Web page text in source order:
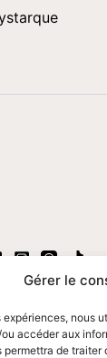
Gérer le
expériences, nous
accéder aux
de